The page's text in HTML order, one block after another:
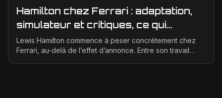
Hamilton chez Ferrari : adaptation,
simulateur et critiques, ce qui
change vraiment pour la Scuderia
Lewis Hamilton commence à peser concrètement chez
Ferrari, au-delà de l’effet d’annonce. Entre son travail